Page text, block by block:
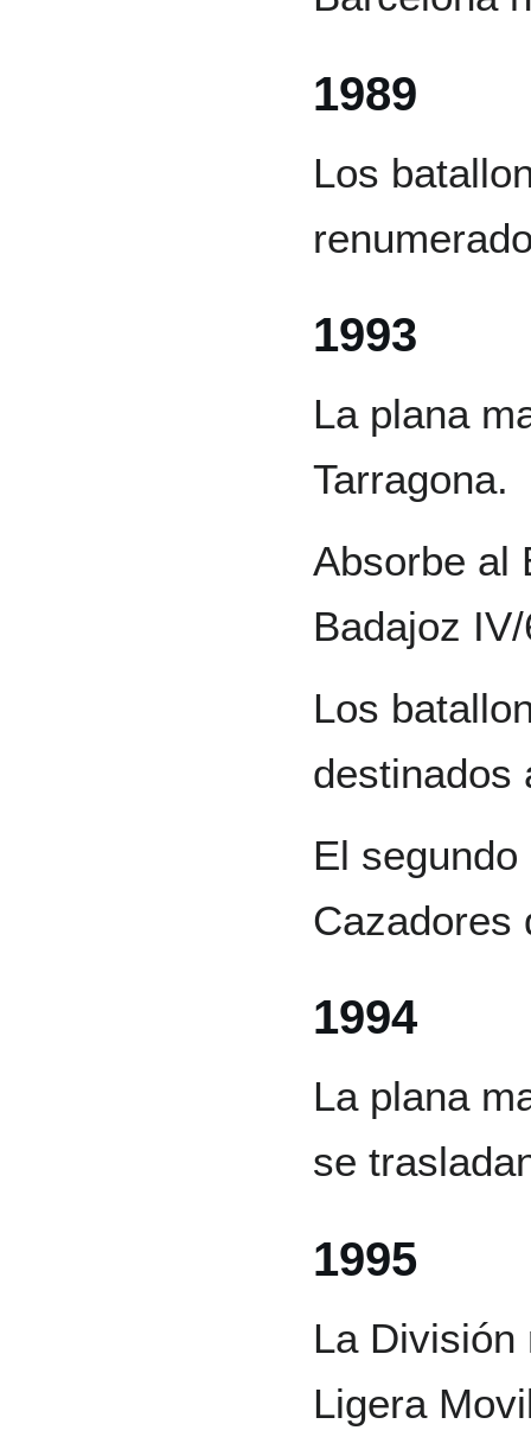
1989
Los
1993
La plana
Tarragona.
Absorbe al
Badajoz
Los
destinados
El
Cazadores
1994
La plana
se
1995
La División
Ligera